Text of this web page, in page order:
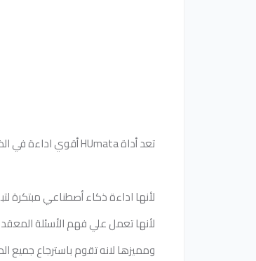
تعد أداة HUmata أقوي اداءة في الذكاء الاصطناعي
لأنها اداءة ذكاء أصطناعي مبتكرة
لأنها تعمل علي فهم الأسئلة
ومميزها لانه تقوم باسترجاع جميع